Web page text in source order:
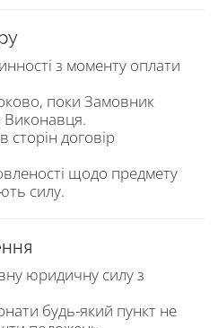
з моменту оплати
поки Замовник
Виконавця.
сторін договір
щодо предмету
силу.
юридичну силу з
будь-який пункт не